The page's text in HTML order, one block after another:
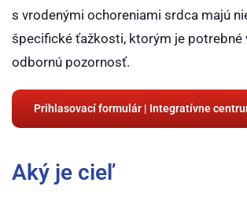
s vrodenými ochoreniami srdca majú
špecifické ťažkosti, ktorým je potrebné
odbornú pozornosť.
Prihlasovací formulár | Integratívne
Aký je cieľ